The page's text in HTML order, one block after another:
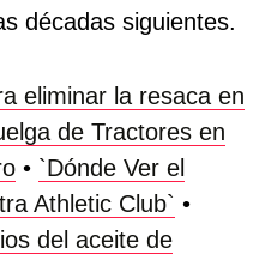
décadas siguientes.
eliminar la resaca en
de Tractores en
• `Dónde Ver el
Athletic Club` •
del aceite de